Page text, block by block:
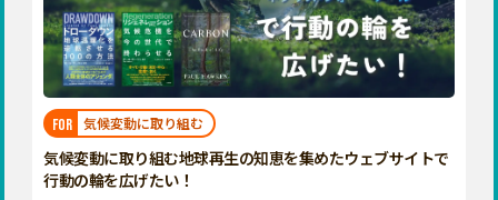
愛知
近畿
三重
滋賀
大阪
FOR 気候変動に取り組む
気候変動に取り組む地球再生の知恵を集めたウェブサイトで
行動の輪を広げたい！